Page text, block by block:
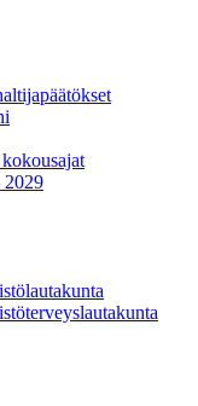
2029